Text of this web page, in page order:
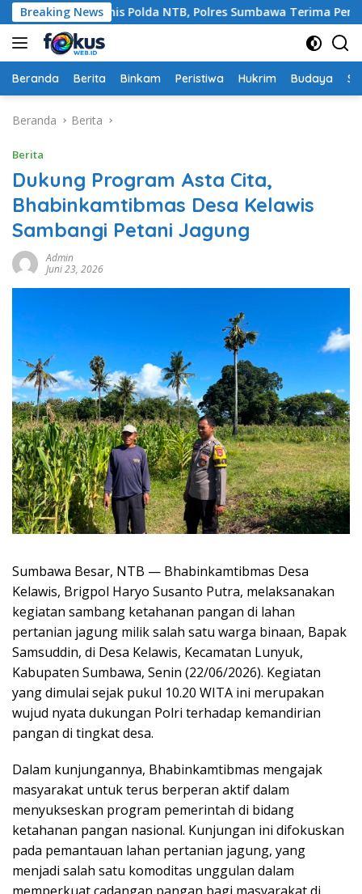
Langsung
ke
konten
Breaking News
Rakernis Polda NTB, Polres Sumbawa Terima
Beranda Berita Binkam Peristiwa Hukrim Budaya
Beranda Berita
Berita
Dukung Program Asta Cita,
Bhabinkamtibmas Desa Kelawis
Sambangi Petani Jagung
Admin
Juni 23, 2026
Sumbawa Besar, NTB — Bhabinkamtibmas Desa
Kelawis, Brigpol Haryo Susanto Putra, melaksanakan
kegiatan sambang ketahanan pangan di lahan
pertanian jagung milik salah satu warga binaan, Bapak
Samsuddin, di Desa Kelawis, Kecamatan Lunyuk,
Kabupaten Sumbawa, Senin (22/06/2026). Kegiatan
yang dimulai sejak pukul 10.20 WITA ini merupakan
wujud nyata dukungan Polri terhadap kemandirian
pangan di tingkat desa.
Dalam kunjungannya, Bhabinkamtibmas mengajak
masyarakat untuk terus berperan aktif dalam
menyukseskan program pemerintah di bidang
ketahanan pangan nasional. Kunjungan ini difokuskan
pada pemantauan lahan pertanian jagung, yang
menjadi salah satu komoditas unggulan dalam